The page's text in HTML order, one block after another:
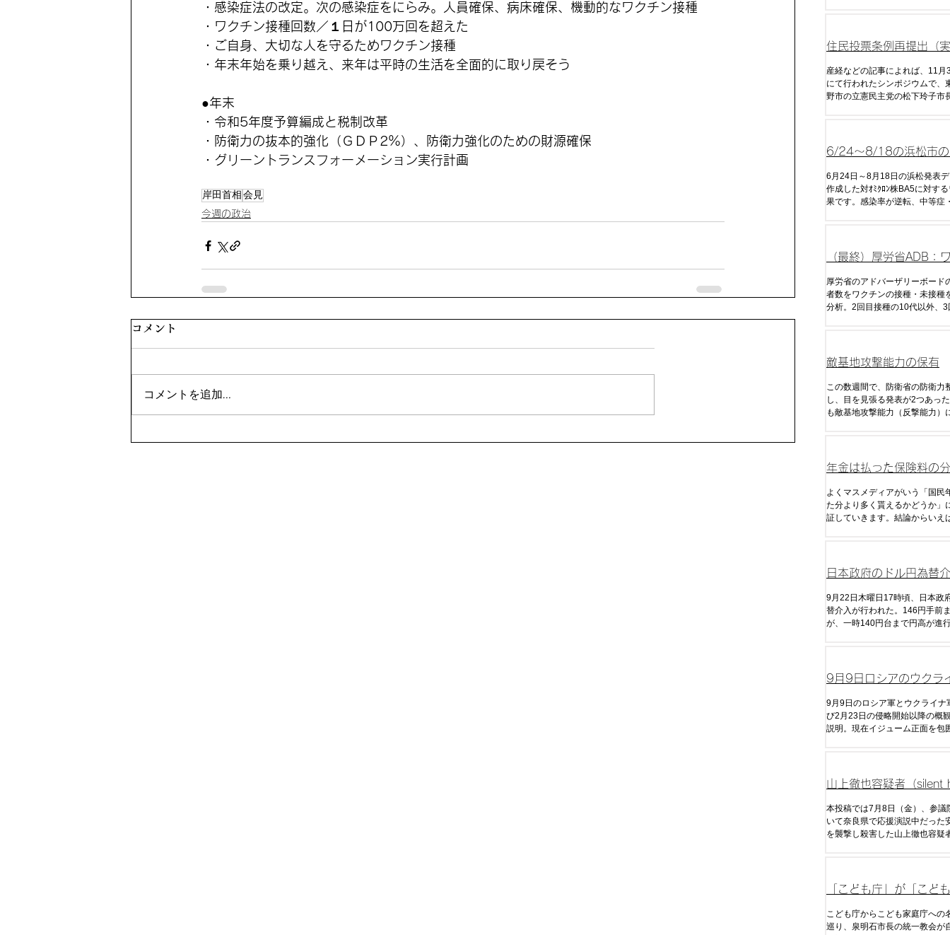
・感染症法の改定。次の感染症をにらみ。人員確保、病床確保、機動的なワクチン接種
・ワクチン接種回数／１日が100万回を超えた
・ご自身、大切な人を守るためワクチン接種
・年末年始を乗り越え、来年は平時の生活を全面的に取り戻そう
●年末
・令和5年度予算編成と税制改革
・防衛力の抜本的強化（ＧＤＰ2％）、防衛力強化のための財源確保
・グリーントランスフォーメーション実行計画
岸田首相 会見
今週の政治
コメント
コメントを追加…
の波形と強く相関していること
住民投票条例再提出（
国人参政権） へ 松下市
向表明
産経などの記事によれば、11月
にて行われたシンポジウムで、
野市の立憲民主党の松下玲子市
でも投票権を与えると明言し、
の政策決定
6/24～8/18の浜松市の
ワクチン効果（発症率
率・重症率）
6月24日～8月18日の浜松発表
作成した対ｵﾐｸﾛﾝ株BA5に対す
果です。感染率が逆転、中等症
（最終）厚労省ADB：
接種による発症率の逆転
厚労省のアドバーザリーボード
者数をワクチンの接種・未接種
分析。2回目接種の10代以外、3
敵基地攻撃能力の保有
この数週間で、防衛省の防衛力
し、目を見張る発表が2つあっ
も敵基地攻撃能力（反撃能力）
年金は払った保険料の
く貰えるのか
よくマスメディアがいう「国民
た分より多く貰えるかどうか」
証していきます。結論からいえ
きな理由は「税金」です。
日本政府のドル円為替
析・予想
9月22日木曜日17時頃、日本政
替介入が行われた。146円手前
が、一時140円台まで円高が進
9月9日ロシアのウクラ
戦況分析
9月9日のロシア軍とウクライナ
び2月23日の侵略開始以降の概
説明。現在イジューム正面を包
山上徹也容疑者（silent
333@333_hill）のツイ
本投稿では7月8日（金）、参議
いて奈良県で応援演説中だった
を襲撃し殺害した山上徹也容疑
「こども庁」が「こど
庁」に変更された経緯
こども庁からこども家庭庁への
巡り、泉明石市長の統一教会が